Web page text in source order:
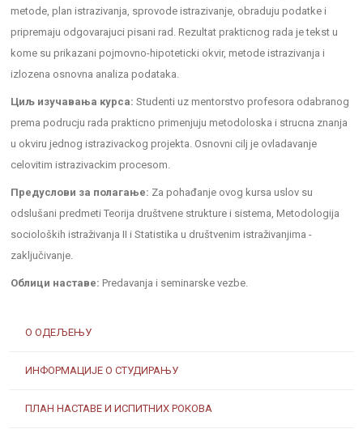
О ОДЕЉЕЊУ
ИНФОРМАЦИЈЕ О СТУДИРАЊУ
ПЛАН НАСТАВЕ И ИСПИТНИХ РОКОВА
metode, plan istrazivanja, sprovode istrazivanje, obraduju podatke i
pripremaju odgovarajuci pisani rad. Rezultat prakticnog rada je tekst u
kome su prikazani pojmovno-hipoteticki okvir, metode istrazivanja i
izlozena osnovna analiza podataka.
Циљ изучавања курса: Studenti uz mentorstvo profesora odabranog
prema podrucju rada prakticno primenjuju metodoloska i strucna znanja
u okviru jednog istrazivackog projekta. Osnovni cilj je ovladavanje
celovitim istrazivackim procesom.
Предуслови за полагање: Za pohađanje ovog kursa uslov su
odslušani predmeti Teorija društvene strukture i sistema, Metodologija
socioloških istraživanja II i Statistika u društvenim istraživanjima -
zaključivanje.
Облици наставе: Predavanja i seminarske vezbe.